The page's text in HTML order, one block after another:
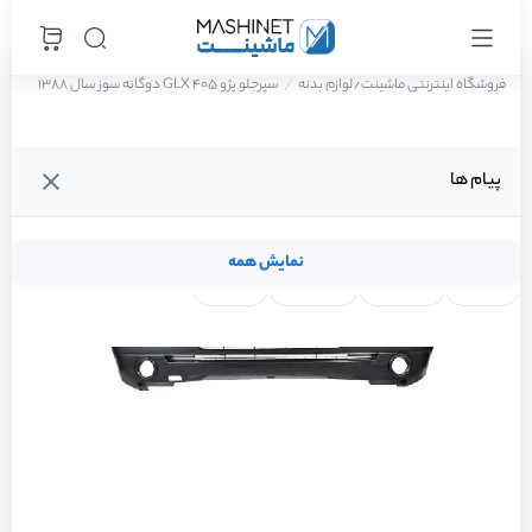
پیام ها
نمایش همه
فروشگاه اینترنتی ماشینت/لوازم بدنه سپرجلو پژو 405 GLX دوگانه سوز سال 1388